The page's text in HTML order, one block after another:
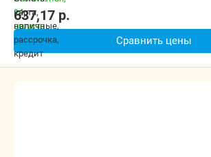
637,17 p.
Сравнить цены